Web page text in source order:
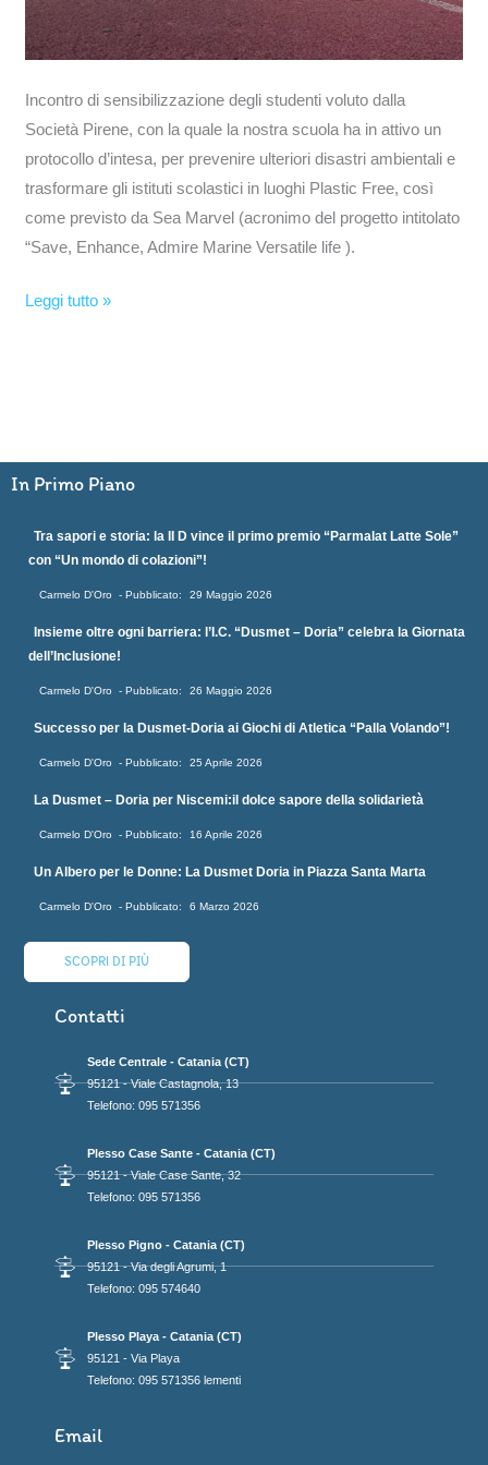
Incontro di sensibilizzazione degli studenti voluto dalla
Società Pirene, con la quale la nostra scuola ha in attivo un
protocollo d’intesa, per prevenire ulteriori disastri ambientali e
trasformare gli istituti scolastici in luoghi Plastic Free, così
come previsto da Sea Marvel (acronimo del progetto intitolato
“Save, Enhance, Admire Marine Versatile life ).
Leggi tutto »
In Primo Piano
Tra sapori e storia: la II D vince il primo premio “Parmalat Latte Sole”
con “Un mondo di colazioni”!
Carmelo D'Oro 29 Maggio 2026
Insieme oltre ogni barriera: l’I.C. “Dusmet – Doria” celebra la Giornata
dell’Inclusione!
Carmelo D'Oro 26 Maggio 2026
Successo per la Dusmet-Doria ai Giochi di Atletica “Palla Volando”!
Carmelo D'Oro 25 Aprile 2026
La Dusmet – Doria per Niscemi:il dolce sapore della solidarietà
Carmelo D'Oro 16 Aprile 2026
Un Albero per le Donne: La Dusmet Doria in Piazza Santa Marta
Carmelo D'Oro 6 Marzo 2026
SCOPRI DI PIÙ
Contatti
Sede Centrale - Catania (CT)
95121 - Viale Castagnola, 13
Telefono: 095 571356
Plesso Case Sante - Catania (CT)
95121 - Viale Case Sante, 32
Telefono: 095 571356
Plesso Pigno - Catania (CT)
95121 - Via degli Agrumi, 1
Telefono: 095 574640
Plesso Playa - Catania (CT)
95121 - Via Playa
Telefono: 095 571356 lementi
Email